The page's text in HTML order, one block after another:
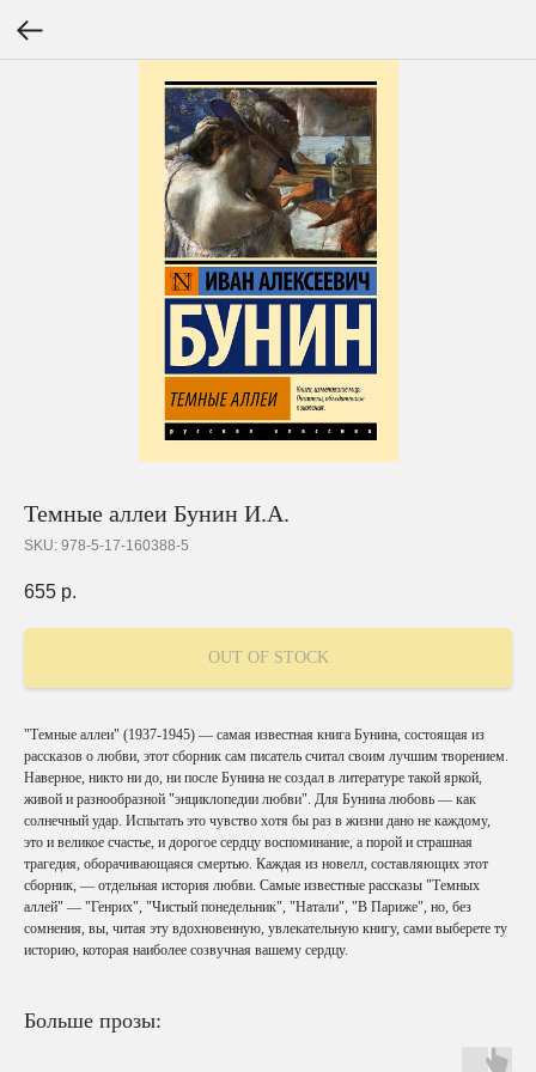
Темные аллеи Бунин И.А.
SKU: 978-5-17-160388-5
655 р.
OUT OF STOCK
"Темные аллеи" (1937-1945) — самая известная книга Бунина, состоящая из
рассказов о любви, этот сборник сам писатель считал своим лучшим творением.
Наверное, никто ни до, ни после Бунина не создал в литературе такой яркой,
живой и разнообразной "энциклопедии любви". Для Бунина любовь — как
солнечный удар. Испытать это чувство хотя бы раз в жизни дано не каждому,
это и великое счастье, и дорогое сердцу воспоминание, а порой и страшная
трагедия, оборачивающаяся смертью. Каждая из новелл, составляющих этот
сборник, — отдельная история любви. Самые известные рассказы "Темных
аллей" — "Генрих", "Чистый понедельник", "Натали", "В Париже", но, без
сомнения, вы, читая эту вдохновенную, увлекательную книгу, сами выберете ту
историю, которая наиболее созвучная вашему сердцу.
Больше прозы: